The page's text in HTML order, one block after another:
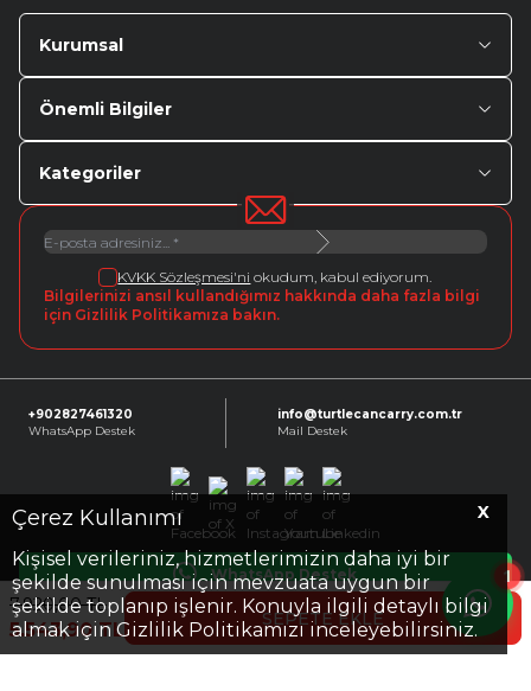
1
X
Çerez Kullanımı
Kişisel verileriniz, hizmetlerimizin daha iyi bir
şekilde sunulması için mevzuata uygun bir
şekilde toplanıp işlenir. Konuyla ilgili detaylı bilgi
almak için Gizlilik Politikamızı inceleyebilirsiniz.
7.920,00TL
5.543,90TL SEPETE EKLE
Kurumsal
Önemli Bilgiler
Kategoriler
KVKK Sözleşmesi'ni okudum, kabul ediyorum.
Bilgilerinizi ansıl kullandığımız hakkında daha fazla bilgi
için Gizlilik Politikamıza bakın.
+902827461320
WhatsApp Destek
info@turtlecancarry.com.tr
Mail Destek
Facebook
X InstagramYoutube
WhatsApp Destek